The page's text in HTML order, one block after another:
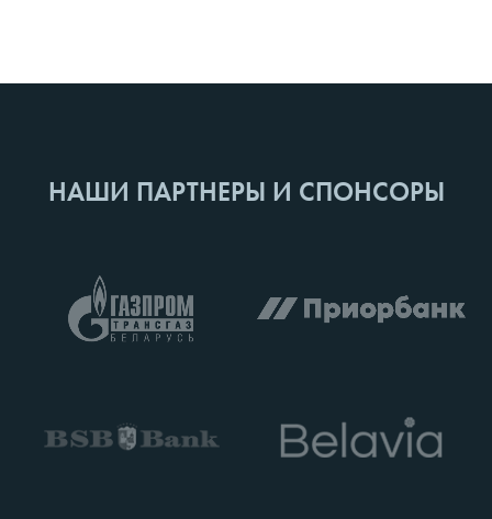
НАШИ ПАРТНЕРЫ И СПОНСОРЫ